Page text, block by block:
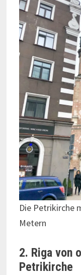
Die Petrikirche
Metern
2. Riga von
Petrikirche